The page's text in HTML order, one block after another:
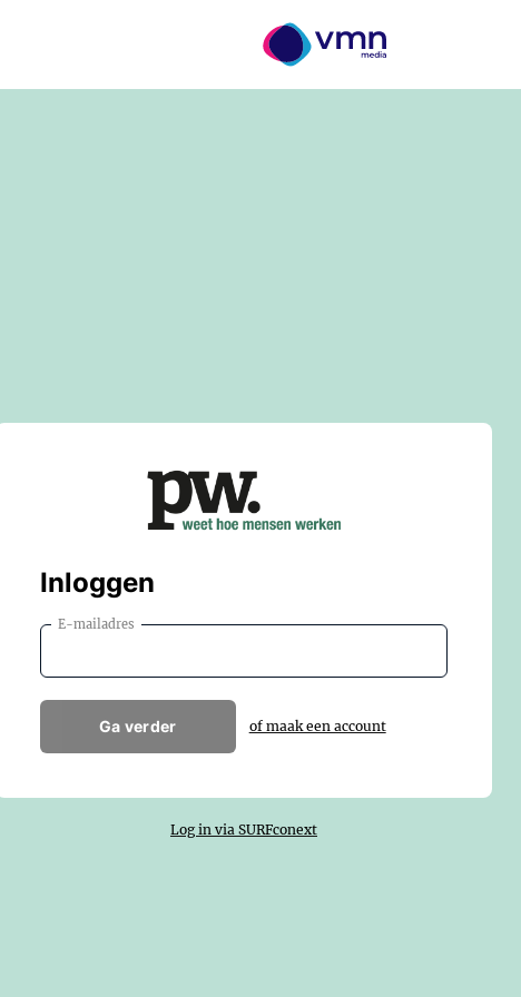
Inloggen
E-mailadres
Ga verder of maak een account
Log in via SURFconext